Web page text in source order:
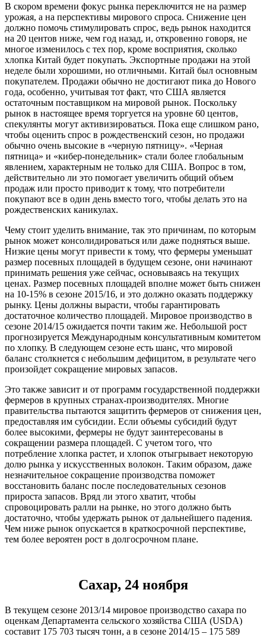
В скором времени фокус рынка переключится не на размер
урожая, а на перспективы мирового спроса. Снижение цен
должно помочь стимулировать спрос, ведь рынок находится
на 20 центов ниже, чем год назад, и, откровенно говоря, не
многое изменилось с тех пор, кроме восприятия, сколько
хлопка Китай будет покупать. Экспортные продажи на этой
неделе были хорошими, но отличными. Китай был основным
покупателем. Продажи обычно не достигают пика до Нового
года, особенно, учитывая тот факт, что США является
остаточным поставщиком на мировой рынок. Поскольку
рынок в настоящее время торгуется на уровне 60 центов,
спекулянты могут активизироваться. Пока еще слишком рано,
чтобы оценить спрос в рождественский сезон, но продажи
обычно очень высокие в «черную пятницу». «Черная
пятница» и «кибер-понедельник» стали более глобальным
явлением, характерным не только для США. Вопрос в том,
действительно ли это помогает увеличить общий объем
продаж или просто приводит к тому, что потребители
покупают все в один день вместо того, чтобы делать это на
рождественских каникулах.
Чему стоит уделить внимание, так это причинам, по которым
рынок может консолидироваться или даже подняться выше.
Низкие цены могут привести к тому, что фермеры уменьшат
размер посевных площадей в будущем сезоне, они начинают
принимать решения уже сейчас, основываясь на текущих
ценах. Размер посевных площадей вполне может быть снижен
на 10-15% в сезоне 2015/16, и это должно оказать поддержку
рынку. Цены должны вырасти, чтобы гарантировать
достаточное количество площадей. Мировое производство в
сезоне 2014/15 ожидается почти таким же. Небольшой рост
прогнозируется Международным консультативным комитетом
по хлопку. В следующем сезоне есть шанс, что мировой
баланс столкнется с небольшим дефицитом, в результате чего
произойдет сокращение мировых запасов.
Это также зависит и от программ государственной поддержки
фермеров в крупных странах-производителях. Многие
правительства пытаются защитить фермеров от снижения цен,
предоставляя им субсидии. Если объемы субсидий будут
более высокими, фермеры не будут заинтересованы в
сокращении размера площадей. С учетом того, что
потребление хлопка растет, и хлопок отыгрывает некоторую
долю рынка у искусственных волокон. Таким образом, даже
незначительное сокращение производства поможет
восстановить баланс после последовательных сезонов
прироста запасов. Вряд ли этого хватит, чтобы
спровоцировать ралли на рынке, но этого должно быть
достаточно, чтобы удержать рынок от дальнейшего падения.
Чем ниже рынок опускается в краткосрочной перспективе,
тем более вероятен рост в долгосрочном плане.
Сахар, 24 ноября
В текущем сезоне 2013/14 мировое производство сахара по
оценкам Департамента сельского хозяйства США (USDA)
составит 175 703 тысяч тонн, а в сезоне 2014/15 – 175 589